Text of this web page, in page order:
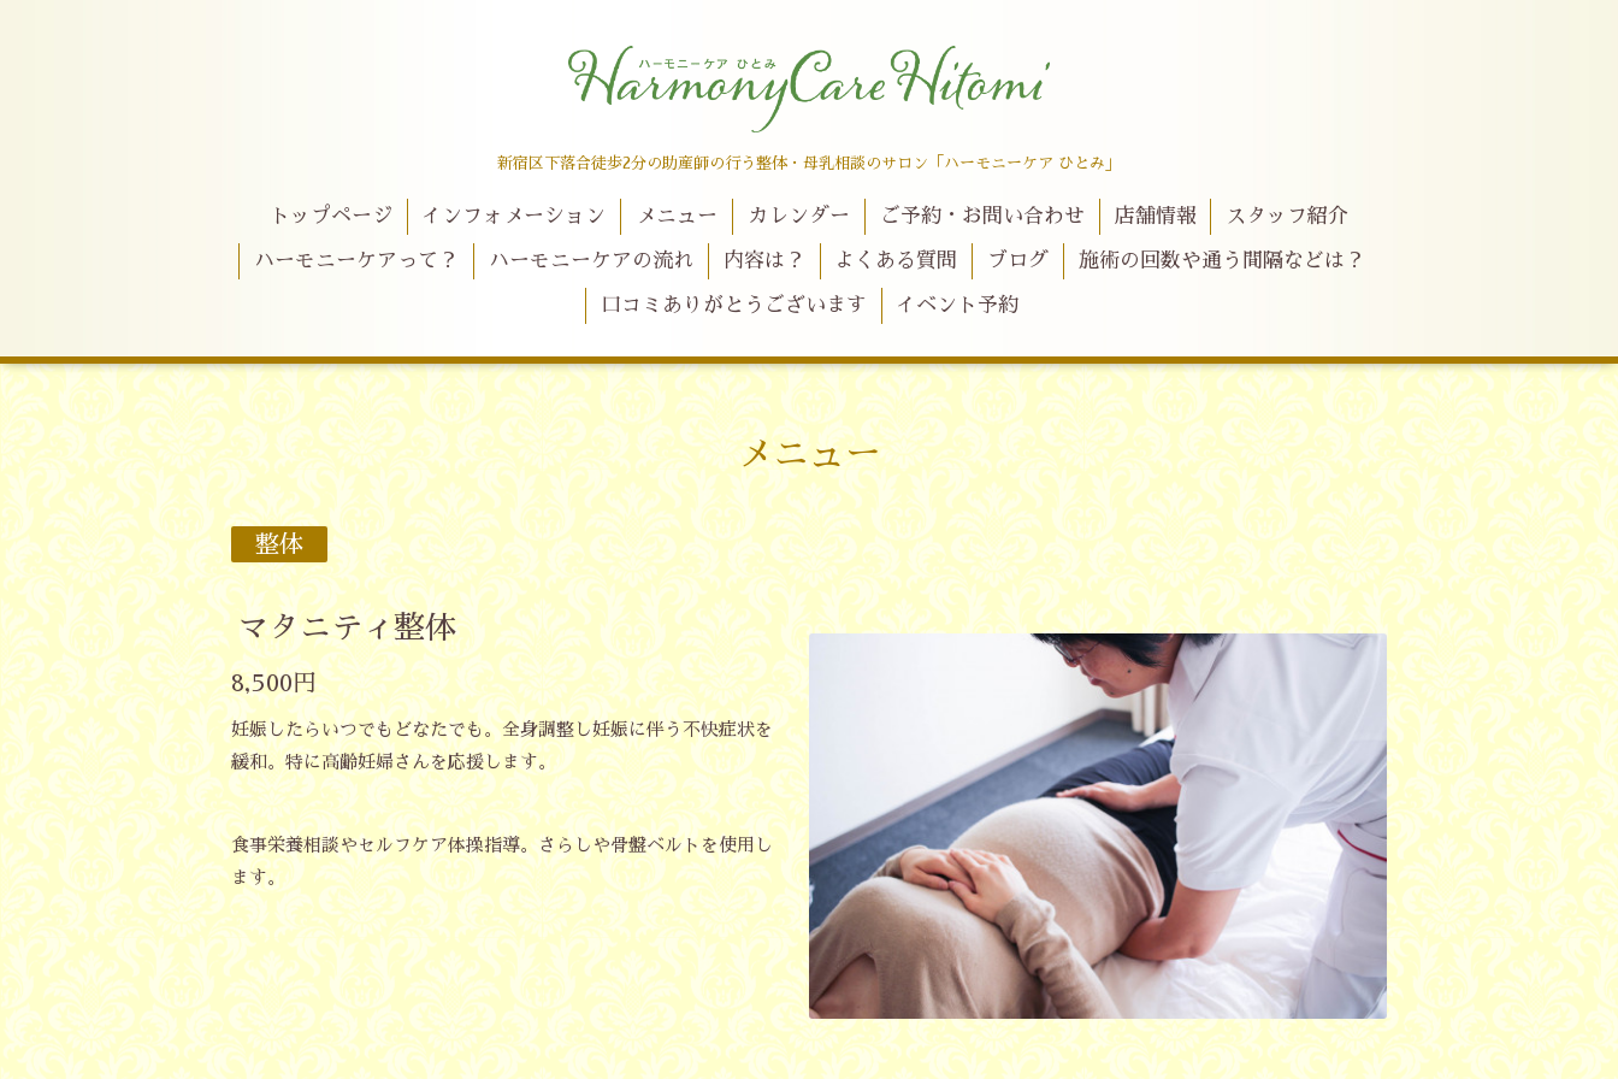
新宿区下落合徒歩2分の助産師の行う整体・母乳相談のサロン「ハーモニーケア ひとみ」
トップページ インフォメーション メニュー カレンダー ご予約・お問い合わせ 店舗情報 スタッフ紹介
ハーモニーケアって？ ハーモニーケアの流れ 内容は？ よくある質問 ブログ 施術の回数や通う間隔などは？
口コミありがとうございます イベント予約
メニュー
整体
マタニティ整体
8,500円
妊娠したらいつでもどなたでも。全身調整し妊娠に伴う不快症状を
緩和。特に高齢妊婦さんを応援します。
食事栄養相談やセルフケア体操指導。さらしや骨盤ベルトを使用し
ます。